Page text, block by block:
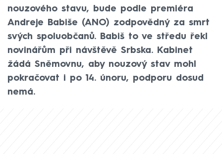
nouzového stavu, bude podle premiéra
Andreje Babiše (ANO) zodpovědný za smrt
svých spoluobčanů. Babiš to ve středu řekl
novinářům při návštěvě Srbska. Kabinet
žádá Sněmovnu, aby nouzový stav mohl
pokračovat i po 14. únoru, podporu dosud
nemá.